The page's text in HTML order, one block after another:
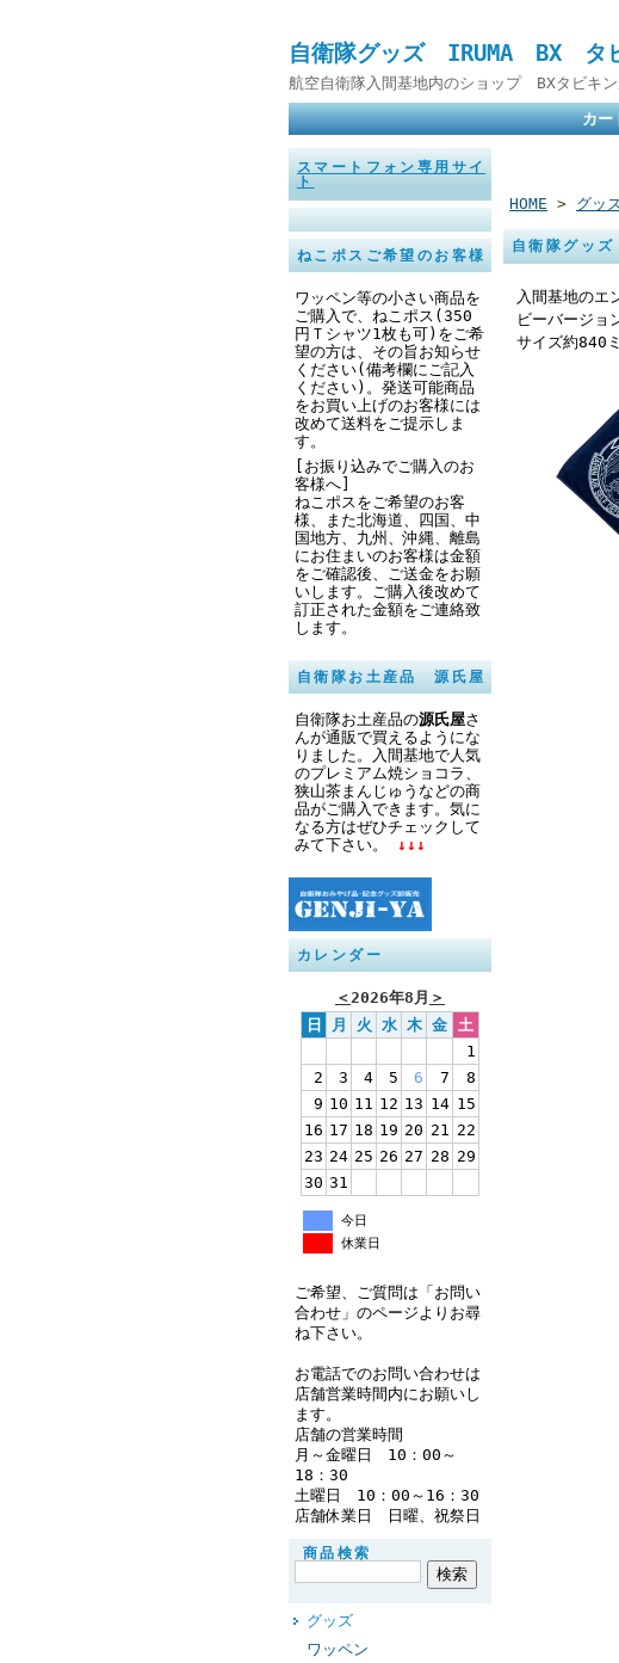
自衛隊グッズ IRUMA BX タ
航空自衛隊入間基地内のショップ BXタビキン
カー
スマートフォン専用サイ
ト
ねこポスご希望のお客様
ワッペン等の小さい商品を
ご購入で、ねこポス(350
円 Ｔシャツ1枚も可)をご希
望の方は、その旨お知らせ
ください(備考欄にご記入
ください)。発送可能商品
をお買い上げのお客様には
改めて送料をご提示しま
す。
[お振り込みでご購入のお
客様へ]
ねこポスをご希望のお客
様、また北海道、四国、中
国地方、九州、沖縄、離島
にお住まいのお客様は金額
をご確認後、ご送金をお願
いします。ご購入後改めて
訂正された金額をご連絡致
します。
自衛隊お土産品 源氏屋
自衛隊お土産品の源氏屋さ
んが通販で買えるようにな
りました。入間基地で人気
のプレミアム焼ショコラ、
狭山茶まんじゅうなどの商
品がご購入できます。気に
なる方はぜひチェックして
みて下さい。 ↓↓↓
カレンダー
＜2026年8月 ＞
日
月 火 水 木 金 土
1
2
3 4 5 6 7
8
9 10 11 12 13 14 15
16 17 18 19 20 21 22
23 24 25 26 27 28 29
30 31
今日
休業日
ご希望、ご質問は「お問い
合わせ」のページよりお尋
ね下さい。
お電話でのお問い合わせは
店舗営業時間内にお願いし
ます。
店舗の営業時間
月～金曜日 10：00～
18：30
土曜日 10：00～16：30
店舗休業日 日曜、祝祭日
商品検索
グッズ
ワッペン
HOME > グッ
自衛隊グッ
入間基地の
ビーバージョ
サイズ約840